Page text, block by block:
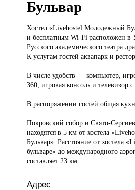
Бульвар
Хостел «LivehostelМолодежный
и бесплатным Wi-Fi расположен в
Русского академического театра
К услугам гостей аквапарк и
В числе удобств — компьютер,
360, игровая консоль и телевизор
В распоряжении гостей общая
Покровский собор и Свято-
находятся в 5 км от хостела
Бульвар». Расстояние от хостела
бульваре» до международного
составляет 23 км.
Адрес